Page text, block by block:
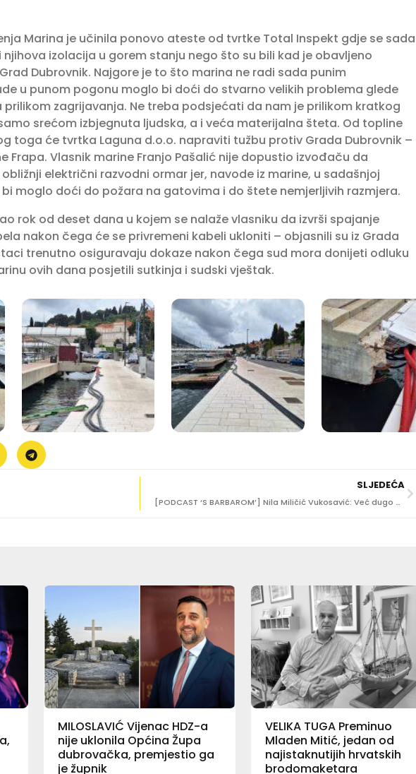
Marina je učinila ponovo ateste od tvrtke Total Inspekt gdje se sada
izolacija u gorem stanju nego što su bili kad je obavljeno
Dubrovnik. Najgore je to što marina ne radi sada punim
u punom pogonu moglo bi doći do stvarno velikih problema glede
zagrijavanja. Ne treba podsjećati da nam je prilikom kratkog
srećom izbjegnuta ljudska, a i veća materijalna šteta. Od topline
toga će tvrtka Laguna d.o.o. napraviti tužbu protiv Grada Dubrovnik –
Frapa. Vlasnik marine Franjo Pašalić nije dopustio izvođaču da
električni razvodni ormar jer, navode iz marine, u sadašnjoj
moglo doći do požara na gatovima i do štete nemjerljivih razmjera.
rok od deset dana u kojem se nalaže vlasniku da izvrši spajanje
nakon čega će se privremeni kabeli ukloniti – objasnili su iz Grada
trenutno osiguravaju dokaze nakon čega sud mora donijeti odluku
ovih dana posjetili sutkinja i sudski vještak.
SLJEDEĆA
[PODCAST ‘S BARBAROM’] Nila Miličić Vukosavić: Već dugo mi se mota po glavi napisati knjigu!
MILOSLAVIĆ Vijenac HDZ-a
nije uklonila Općina Župa
dubrovačka, premjestio ga
je župnik
VELIKA TUGA Preminuo
Mladen Mitić, jedan od
najistaknutijih hrvatskih
brodomaketara